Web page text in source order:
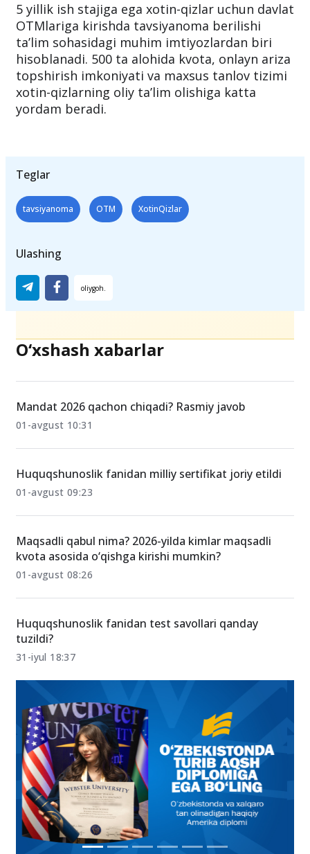
5 yillik ish stajiga ega xotin-qizlar uchun davlat
OTMlariga kirishda tavsiyanoma berilishi
ta’lim sohasidagi muhim imtiyozlardan biri
hisoblanadi. 500 ta alohida kvota, onlayn ariza
topshirish imkoniyati va maxsus tanlov tizimi
xotin-qizlarning oliy ta’lim olishiga katta
yordam beradi.
Teglar
tavsiyanoma OTM XotinQizlar
Ulashing
O‘xshash xabarlar
Mandat 2026 qachon chiqadi? Rasmiy javob
01-avgust 10:31
Huquqshunoslik fanidan milliy sertifikat joriy etildi
01-avgust 09:23
Maqsadli qabul nima? 2026-yilda kimlar maqsadli
kvota asosida o‘qishga kirishi mumkin?
01-avgust 08:26
Huquqshunoslik fanidan test savollari qanday
tuzildi?
31-iyul 18:37